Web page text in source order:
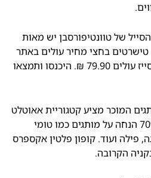
של טוונטיפורסבן יש מאות
בהנחה של עד 70%. טישרטים בחצי מחיר עולים באתר
19.90 ₪, סווטשירטים אוברסייז עולים 79.90 ₪. היכנסו ותמצאו
המוכר מציע קטגוריית אאוטלט
שווה במיוחד עם 50% עד 70% הנחה על מותגים כמו טומי
פילה ועוד. קופון פלטין אקספרס
הקרובה.